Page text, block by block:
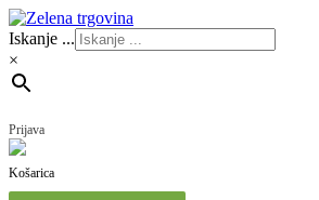
Iskanje ...
×
Prijava